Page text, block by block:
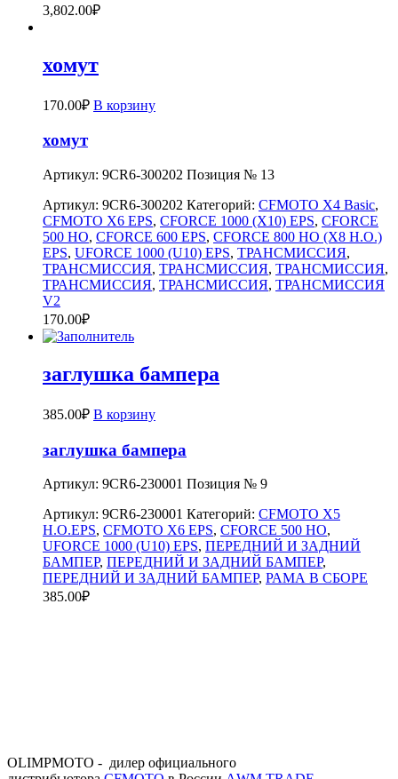
3,802.00₽
хомут
170.00₽ В корзину
хомут
Артикул: 9CR6-300202 Позиция № 13
Артикул: 9CR6-300202 Категорий: CFMOTO X4 Basic,
CFMOTO X6 EPS, CFORCE 1000 (X10) EPS, CFORCE
500 HO, CFORCE 600 EPS, CFORCE 800 HO (X8 H.O.)
EPS, UFORCE 1000 (U10) EPS, ТРАНСМИССИЯ,
ТРАНСМИССИЯ, ТРАНСМИССИЯ, ТРАНСМИССИЯ,
ТРАНСМИССИЯ, ТРАНСМИССИЯ, ТРАНСМИССИЯ
V2
170.00₽
заглушка бампера
385.00₽ В корзину
заглушка бампера
Артикул: 9CR6-230001 Позиция № 9
Артикул: 9CR6-230001 Категорий: CFMOTO X5
H.O.EPS, CFMOTO X6 EPS, CFORCE 500 HO,
UFORCE 1000 (U10) EPS, ПЕРЕДНИЙ И ЗАДНИЙ
БАМПЕР, ПЕРЕДНИЙ И ЗАДНИЙ БАМПЕР,
ПЕРЕДНИЙ И ЗАДНИЙ БАМПЕР, РАМА В СБОРЕ
385.00₽
OLIMPMOTO - дилер официального